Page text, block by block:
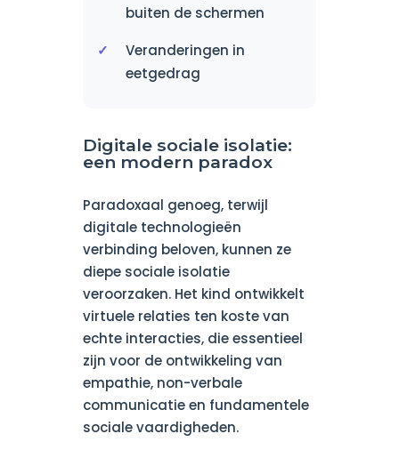
buiten de schermen
Veranderingen in
eetgedrag
Digitale sociale isolatie:
een modern paradox
Paradoxaal genoeg, terwijl
digitale technologieën
verbinding beloven, kunnen ze
diepe sociale isolatie
veroorzaken. Het kind ontwikkelt
virtuele relaties ten koste van
echte interacties, die essentieel
zijn voor de ontwikkeling van
empathie, non-verbale
communicatie en fundamentele
sociale vaardigheden.